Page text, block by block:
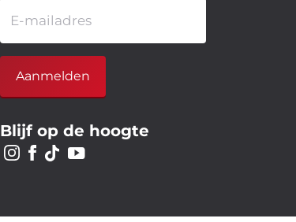
E-mailadres
Aanmelden
Blijf op de hoogte